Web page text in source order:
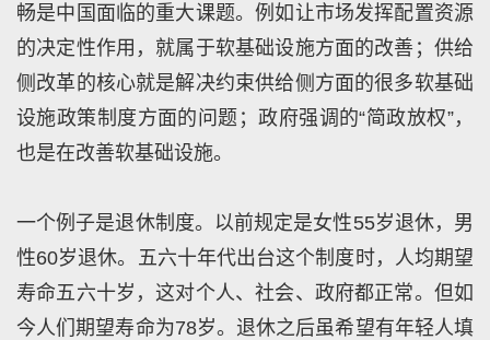
畅是中国面临的重大课题。例如让市场发挥配置资源
的决定性作用，就属于软基础设施方面的改善；供给
侧改革的核心就是解决约束供给侧方面的很多软基础
设施政策制度方面的问题；政府强调的“简政放权”，
也是在改善软基础设施。
一个例子是退休制度。以前规定是女性55岁退休，男
性60岁退休。五六十年代出台这个制度时，人均期望
寿命五六十岁，这对个人、社会、政府都正常。但如
今人们期望寿命为78岁。退休之后虽希望有年轻人填